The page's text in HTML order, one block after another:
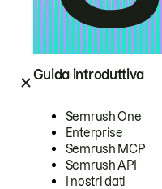
Guida introduttiva
Semrush One
Enterprise
Semrush MCP
Semrush API
I nostri dati